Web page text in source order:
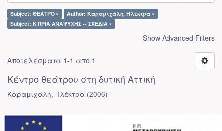
Subject: ΘΕΑΤΡΟ ×
Author: Καραμιχάλη, Ηλέκτρα ×
Subject: ΚΤΙΡΙΑ ΑΝΑΨΥΧΗΣ -- ΣΧΕΔΙΑ ×
Show Advanced Filters
Αποτελέσματα 1-1 από 1
Κέντρο θεάτρου στη δυτική Αττική
Καραμιχάλη, Ηλέκτρα (2006)